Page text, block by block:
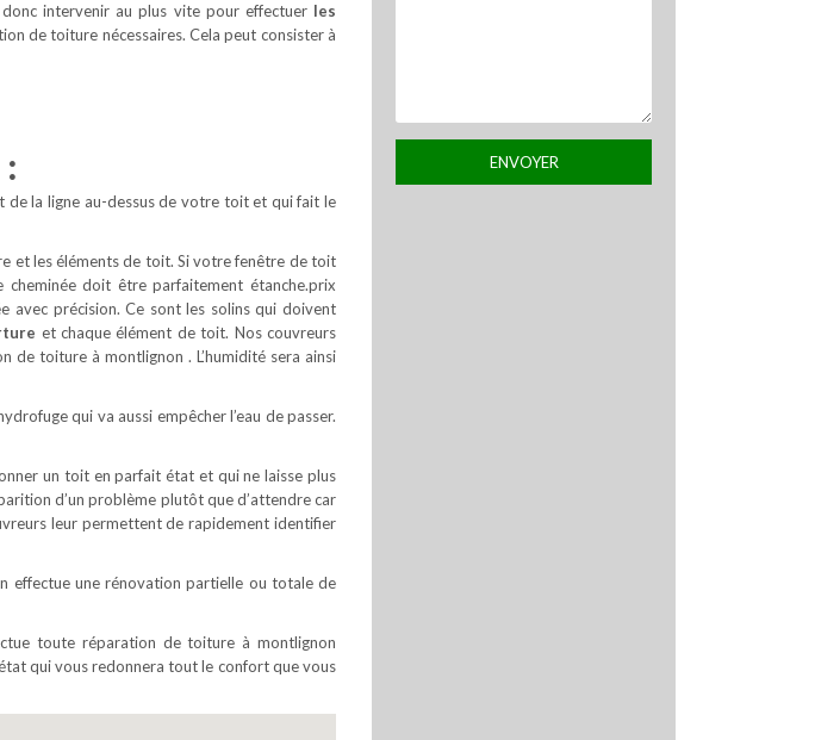
intervenir au plus vite pour effectuer les
de toiture nécessaires. Cela peut consister à
de la ligne au-dessus de votre toit et qui fait le
et les éléments de toit. Si votre fenêtre de toit
cheminée doit être parfaitement étanche.prix
précision. Ce sont les solins qui doivent
et chaque élément de toit. Nos couvreurs
toiture à montlignon . L’humidité sera ainsi
qui va aussi empêcher l’eau de passer.
un toit en parfait état et qui ne laisse plus
d’un problème plutôt que d’attendre car
leur permettent de rapidement identifier
effectue une rénovation partielle ou totale de
toute réparation de toiture à montlignon
qui vous redonnera tout le confort que vous